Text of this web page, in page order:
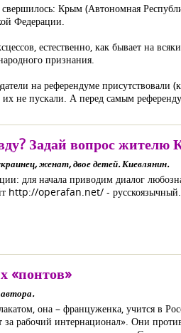
Крым (Автономная
Федерации.
естественно, как бывает на
признания.
на референдуме присутствовали
не пускали. А перед самым
Задай вопрос жителю
женат, двое детей. Киевлянин.
для начала приводим диалог
http://operafan.net/ -
«понтов»
она – француженка, учится в
за рабочий интернационал». Они